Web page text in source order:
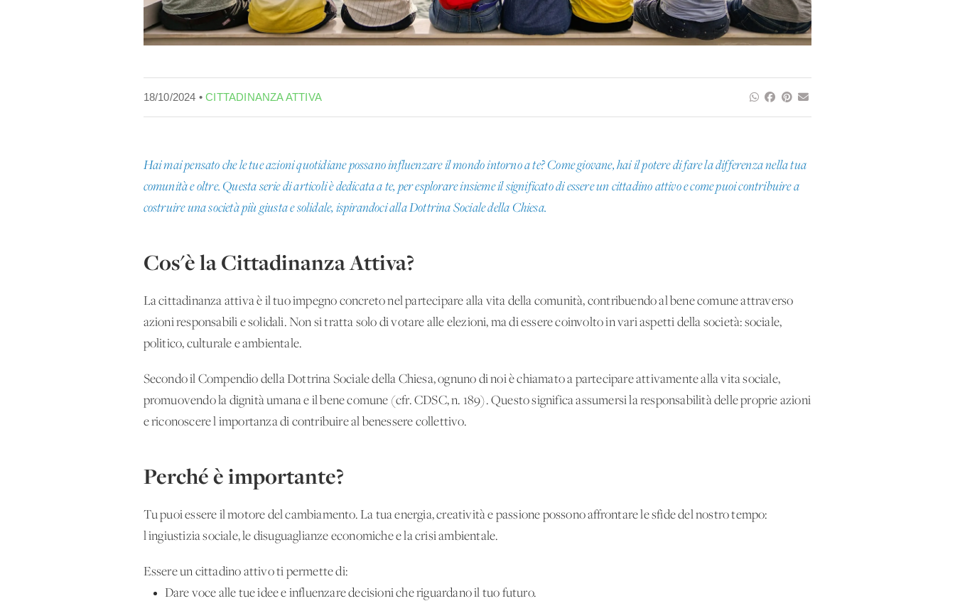
18/10/2024 •CITTADINANZA ATTIVA
Hai mai pensato che le tue azioni quotidiane possano influenzare il mondo intorno a te? Come giovane, hai il potere di fare la differenza nella tua
comunità e oltre. Questa serie di articoli è dedicata a te, per esplorare insieme il significato di essere un cittadino attivo e come puoi contribuire a
costruire una società più giusta e solidale, ispirandoci alla Dottrina Sociale della Chiesa.
Cos'è la Cittadinanza Attiva?
La cittadinanza attiva è il tuo impegno concreto nel partecipare alla vita della comunità, contribuendo al bene comune attraverso
azioni responsabili e solidali. Non si tratta solo di votare alle elezioni, ma di essere coinvolto in vari aspetti della società: sociale,
politico, culturale e ambientale.
Secondo il Compendio della Dottrina Sociale della Chiesa, ognuno di noi è chiamato a partecipare attivamente alla vita sociale,
promuovendo la dignità umana e il bene comune (cfr. CDSC, n. 189). Questo significa assumersi la responsabilità delle proprie azioni
e riconoscere l'importanza di contribuire al benessere collettivo.
Perché è importante?
Tu puoi essere il motore del cambiamento. La tua energia, creatività e passione possono affrontare le sfide del nostro tempo:
l'ingiustizia sociale, le disuguaglianze economiche e la crisi ambientale.
Essere un cittadino attivo ti permette di:
Dare voce alle tue idee e influenzare decisioni che riguardano il tuo futuro.